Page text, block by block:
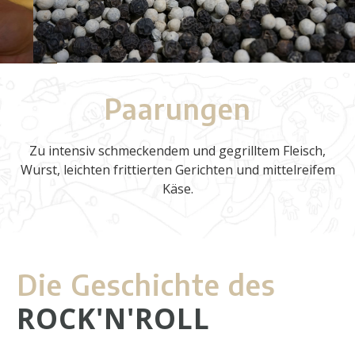
Paarungen
Zu intensiv schmeckendem und gegrilltem Fleisch,
Wurst, leichten frittierten Gerichten und mittelreifem
Käse.
Die Geschichte des
ROCK'N'ROLL